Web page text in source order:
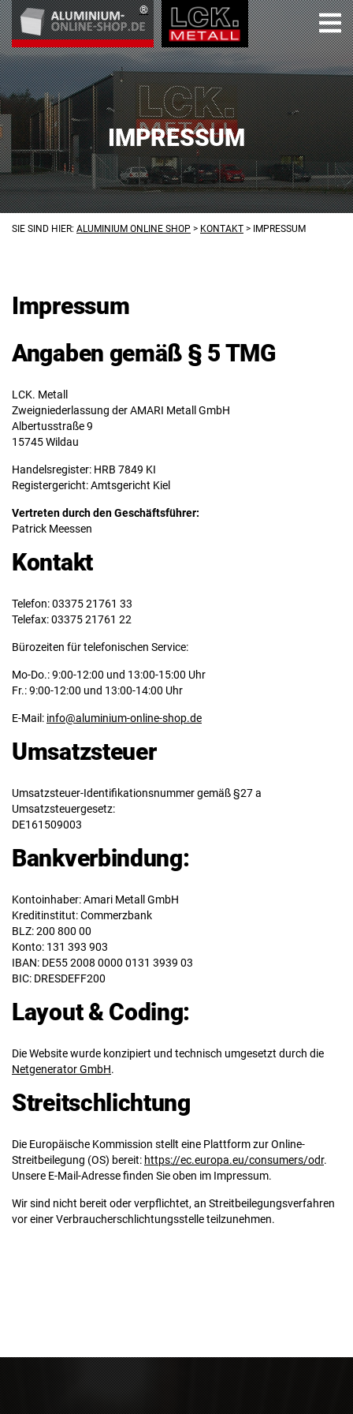
IMPRESSUM
SIE SIND HIER: ALUMINIUM ONLINE SHOP > KONTAKT > IMPRESSUM
Impressum
Angaben gemäß § 5 TMG
LCK. Metall
Zweigniederlassung der AMARI Metall GmbH
Albertusstraße 9
15745 Wildau
Handelsregister: HRB 7849 KI
Registergericht: Amtsgericht Kiel
Vertreten durch den Geschäftsführer:
Patrick Meessen
Kontakt
Telefon: 03375 21761 33
Telefax: 03375 21761 22
Bürozeiten für telefonischen Service:
Mo-Do.: 9:00-12:00 und 13:00-15:00 Uhr
Fr.: 9:00-12:00 und 13:00-14:00 Uhr
E-Mail: info@aluminium-online-shop.de
Umsatzsteuer
Umsatzsteuer-Identifikationsnummer gemäß §27 a
Umsatzsteuergesetz:
DE161509003
Bankverbindung:
Kontoinhaber: Amari Metall GmbH
Kreditinstitut: Commerzbank
BLZ: 200 800 00
Konto: 131 393 903
IBAN: DE55 2008 0000 0131 3939 03
BIC: DRESDEFF200
Layout & Coding:
Die Website wurde konzipiert und technisch umgesetzt durch die
Netgenerator GmbH.
Streitschlichtung
Die Europäische Kommission stellt eine Plattform zur Online-
Streitbeilegung (OS) bereit: https://ec.europa.eu/consumers/odr.
Unsere E-Mail-Adresse finden Sie oben im Impressum.
Wir sind nicht bereit oder verpflichtet, an Streitbeilegungsverfahren
vor einer Verbraucherschlichtungsstelle teilzunehmen.